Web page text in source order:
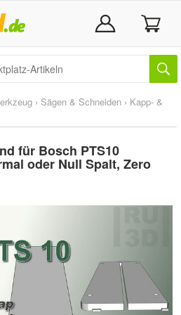
› Sägen & Schneiden › Kapp- &
für Bosch PTS10
oder Null Spalt, Zero